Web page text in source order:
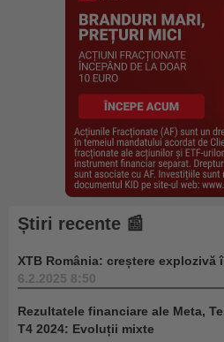
Știri recente 📰
XTB România: creștere explozivă
6.2.2025 8:50
Rezultatele financiare ale Meta,
T4 2024: Evoluții mixte